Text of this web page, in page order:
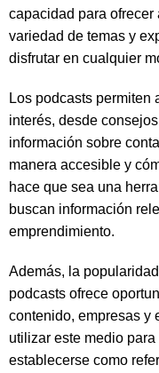
capacidad para
variedad de temas y
disfrutar en cualquier
Los podcasts permiten
interés, desde
información sobre
manera accesible y
hace que sea una
buscan información
emprendimiento.
Además, la
podcasts ofrece
contenido, empresas y
utilizar este medio
establecerse como